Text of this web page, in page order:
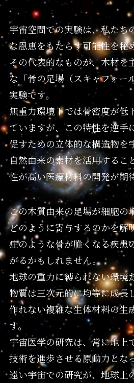
宇宙空間での実験は、私たち
な恩恵をもたらす可能性を秘
その代表的なものが、木材を
な「骨の足場（スキャフォー
実験です。
無重力環境下では骨密度が低
ていますが、この特性を逆手
促すための立体的な構造物を
自然由来の素材を活用するこ
性が高い医療材料の開発が期
この木質由来の足場が細胞の
どのように寄与するのかを解
症のような骨が脆くなる疾患
がるかもしれません。
地球の重力に縛られない環境
物質は三次元的に均等に成長
作れない複雑な生体材料の生
す。
宇宙医学の研究は、常に地上
技術を進歩させる原動力とな
遠い宇宙での研究が、地球上